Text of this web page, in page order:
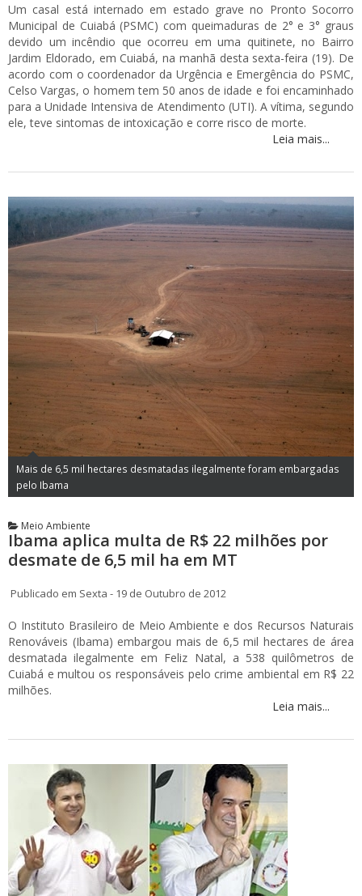
Um casal está internado em estado grave no Pronto Socorro
Municipal de Cuiabá (PSMC) com queimaduras de 2° e 3° graus
devido um incêndio que ocorreu em uma quitinete, no Bairro
Jardim Eldorado, em Cuiabá, na manhã desta sexta-feira (19). De
acordo com o coordenador da Urgência e Emergência do PSMC,
Celso Vargas, o homem tem 50 anos de idade e foi encaminhado
para a Unidade Intensiva de Atendimento (UTI). A vítima, segundo
ele, teve sintomas de intoxicação e corre risco de morte.
Leia mais...
Mais de 6,5 mil hectares desmatadas ilegalmente foram embargadas
pelo Ibama
Meio Ambiente
Ibama aplica multa de R$ 22 milhões por
desmate de 6,5 mil ha em MT
Publicado em Sexta - 19 de Outubro de 2012
O Instituto Brasileiro de Meio Ambiente e dos Recursos Naturais
Renováveis (Ibama) embargou mais de 6,5 mil hectares de área
desmatada ilegalmente em Feliz Natal, a 538 quilômetros de
Cuiabá e multou os responsáveis pelo crime ambiental em R$ 22
milhões.
Leia mais...